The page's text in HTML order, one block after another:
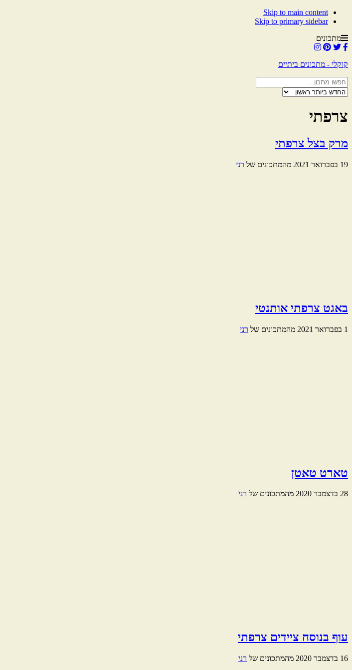
Skip to main content
Skip to primary sidebar
מתכונים
קוקלי - מתכונים ביתיים
צרפתי
מרק בצל צרפתי
19 בפברואר 2021 מהמתכונים של רני
באגט צרפתי אותנטי
1 בפברואר 2021 מהמתכונים של רני
טארט טאטן
28 בדצמבר 2020 מהמתכונים של רני
עוף בנוסח ציידים צרפתי
16 בדצמבר 2020 מהמתכונים של רני